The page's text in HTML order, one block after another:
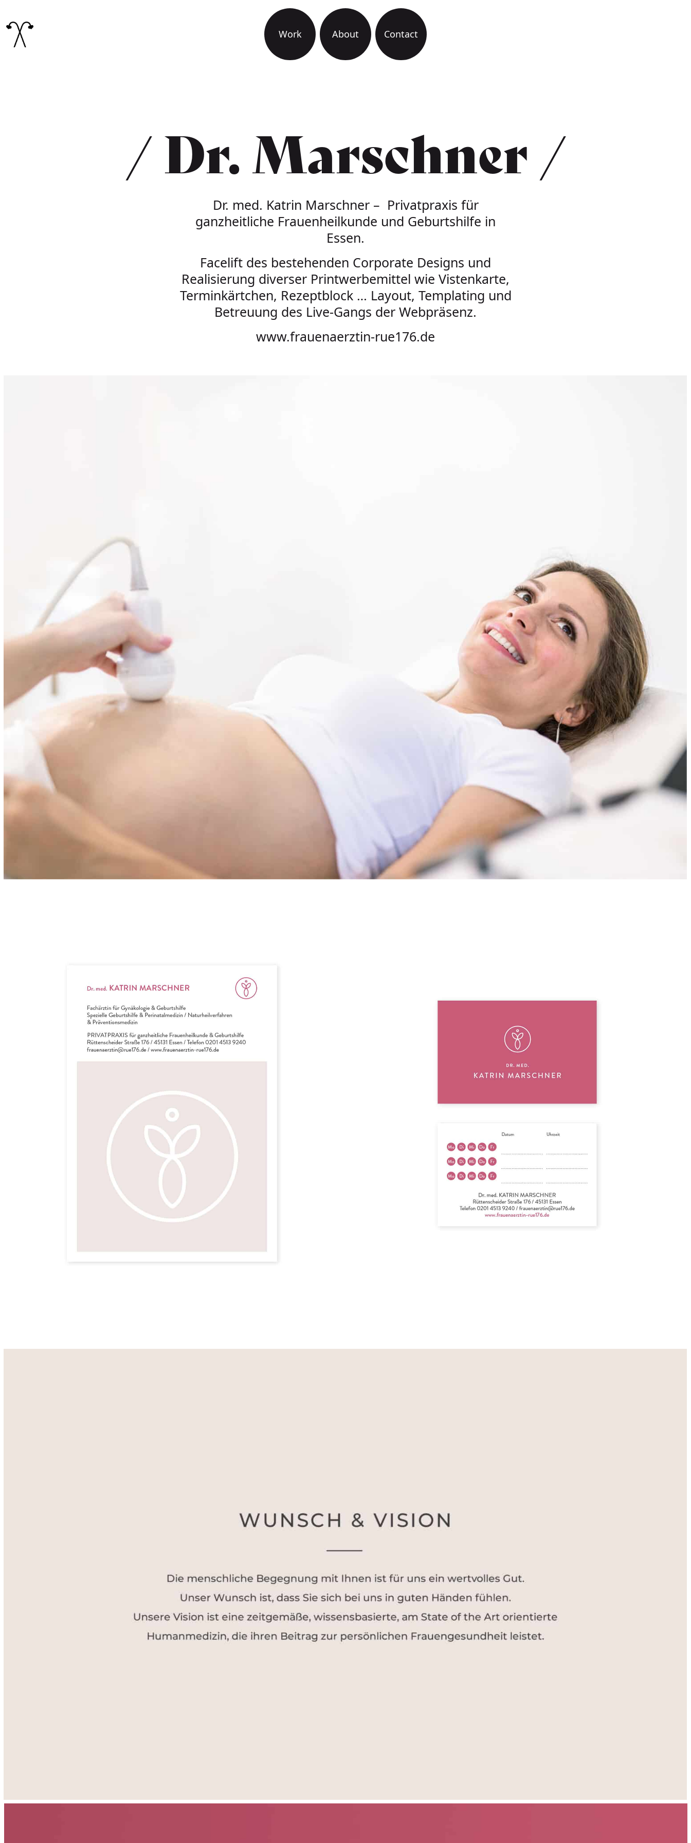
Hauptnavigation
Work About Contact
Dr. Marschner
Dr. med. Katrin Marschner – Privatpraxis für
ganzheitliche Frauenheilkunde und Geburtshilfe in
Essen.
Facelift des bestehenden Corporate Designs und
Realisierung diverser Printwerbemittel wie Vistenkarte,
Terminkärtchen, Rezeptblock … Layout, Templating und
Betreuung des Live-Gangs der Webpräsenz.
www.frauenaerztin-rue176.de